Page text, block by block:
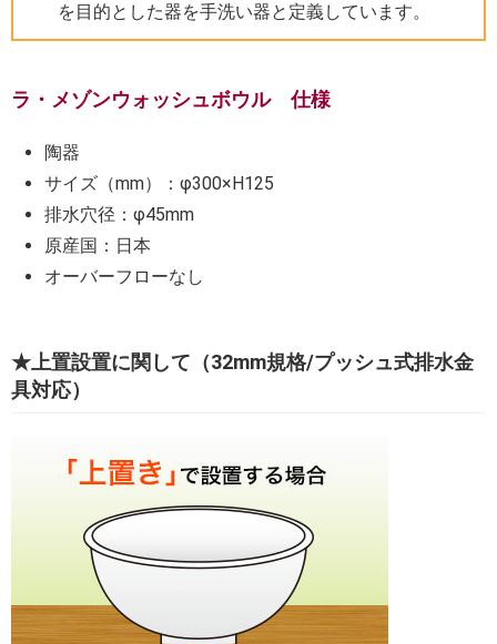
を目的とした器を手洗い器と定義しています。
ラ・メゾンウォッシュボウル 仕様
陶器
サイズ（mm）：φ300×H125
排水穴径：φ45mm
原産国：日本
オーバーフローなし
★上置設置に関して（32mm規格/プッシュ式排水金
具対応）